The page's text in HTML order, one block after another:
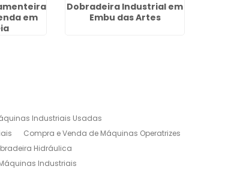
em
Dobradeira Industrial em
Embu das Artes
Industriais Usadas
Compra e Venda de Máquinas Operatrizes
Hidráulica
Industriais